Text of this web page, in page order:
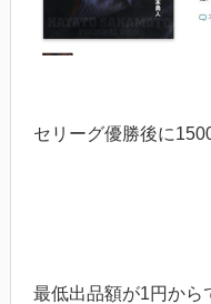
セリーグ優勝後に
最低出品額が1円から